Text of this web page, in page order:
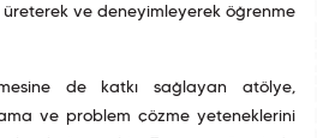
ve deneyimleyerek öğrenme
de katkı sağlayan atölye,
ve problem çözme yeteneklerini